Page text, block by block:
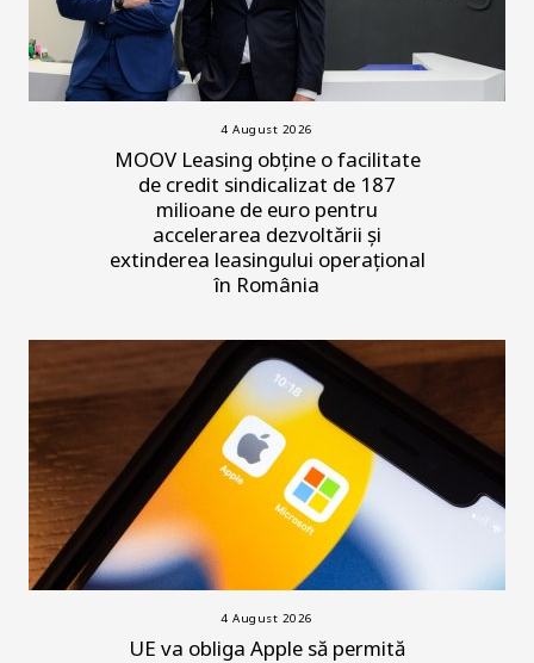
4 August 2026
MOOV Leasing obține o facilitate
de credit sindicalizat de 187
milioane de euro pentru
accelerarea dezvoltării și
extinderea leasingului operațional
în România
4 August 2026
UE va obliga Apple să permită